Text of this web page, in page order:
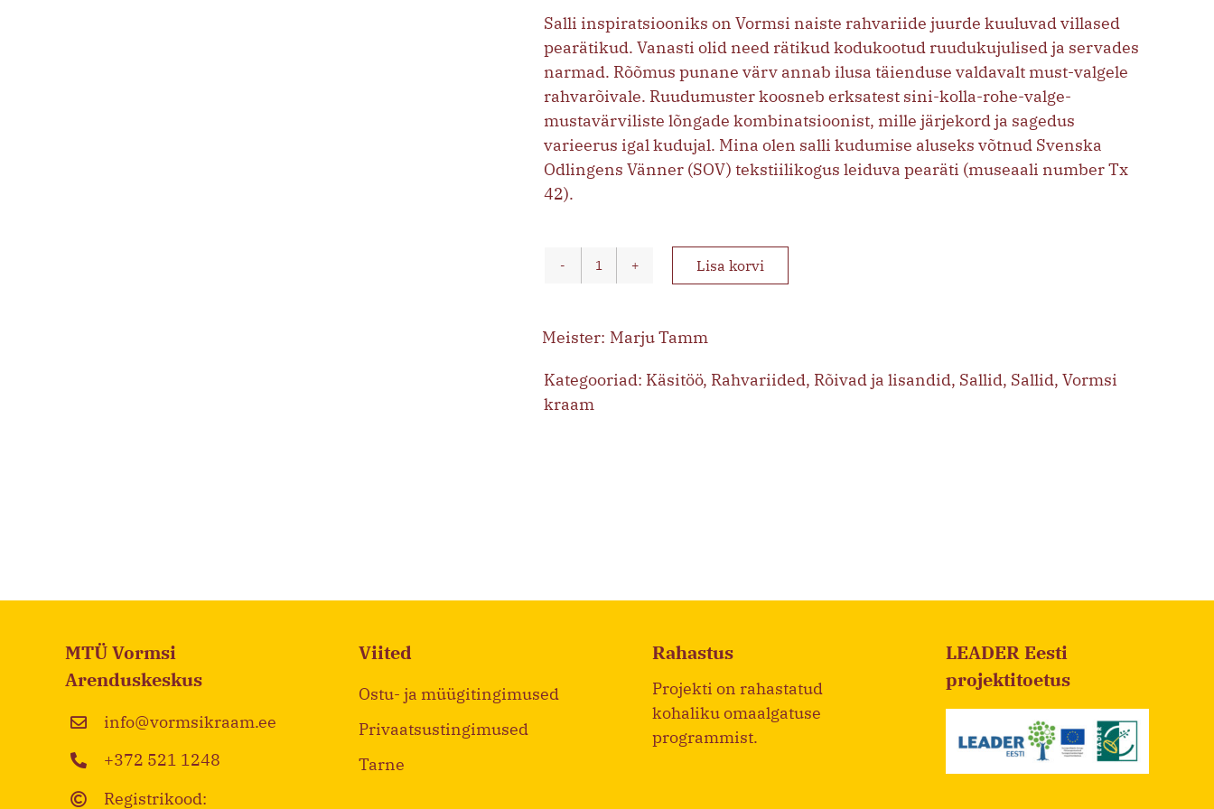
Salli inspiratsiooniks on Vormsi naiste rahvariide juurde kuuluvad villased
pearätikud. Vanasti olid need rätikud kodukootud ruudukujulised ja servades
narmad. Rõõmus punane värv annab ilusa täienduse valdavalt must-valgele
rahvarõivale. Ruudumuster koosneb erksatest sini-kolla-rohe-valge-
mustavärviliste lõngade kombinatsioonist, mille järjekord ja sagedus
varieerus igal kudujal. Mina olen salli kudumise aluseks võtnud Svenska
Odlingens Vänner (SOV) tekstiilikogus leiduva pearäti (museaali number Tx
42).
Ruuduline
Lisa korvi
Marju Tamm
Kategooriad: Käsitöö, Rahvariided, Rõivad ja lisandid, Sallid, Sallid, Vormsi
kraam
MTÜ Vormsi
Arenduskeskus
info@vormsikraam.ee
+372 521 1248
Registrikood:
Viited
Ostu- ja müügitingimused
Privaatsustingimused
Tarne
Rahastus
Projekti on rahastatud
kohaliku omaalgatuse
programmist.
LEADER Eesti
projektitoetus